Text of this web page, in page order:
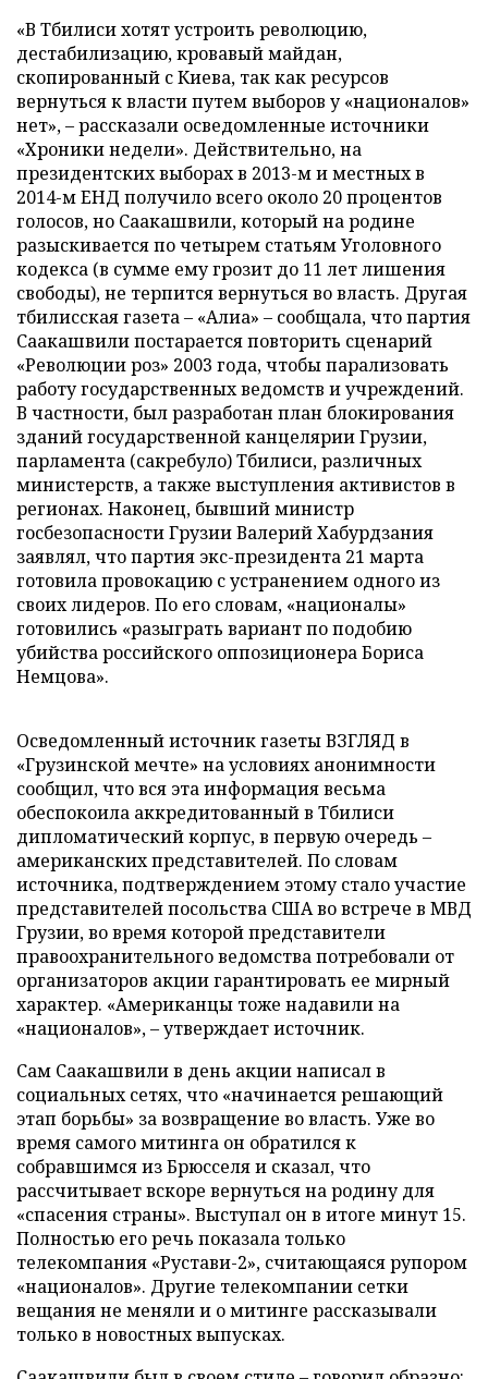
«В Тбилиси хотят устроить революцию,
дестабилизацию, кровавый майдан,
скопированный с Киева, так как ресурсов
вернуться к власти путем выборов у «националов»
нет», – рассказали осведомленные источники
«Хроники недели». Действительно, на
президентских выборах в 2013-м и местных в
2014-м ЕНД получило всего около 20 процентов
голосов, но Саакашвили, который на родине
разыскивается по четырем статьям Уголовного
кодекса (в сумме ему грозит до 11 лет лишения
свободы), не терпится вернуться во власть. Другая
тбилисская газета – «Алиа» – сообщала, что партия
Саакашвили постарается повторить сценарий
«Революции роз» 2003 года, чтобы парализовать
работу государственных ведомств и учреждений.
В частности, был разработан план блокирования
зданий государственной канцелярии Грузии,
парламента (сакребуло) Тбилиси, различных
министерств, а также выступления активистов в
регионах. Наконец, бывший министр
госбезопасности Грузии Валерий Хабурдзания
заявлял, что партия экс-президента 21 марта
готовила провокацию с устранением одного из
своих лидеров. По его словам, «националы»
готовились «разыграть вариант по подобию
убийства российского оппозиционера Бориса
Немцова».
Осведомленный источник газеты ВЗГЛЯД в
«Грузинской мечте» на условиях анонимности
сообщил, что вся эта информация весьма
обеспокоила аккредитованный в Тбилиси
дипломатический корпус, в первую очередь –
американских представителей. По словам
источника, подтверждением этому стало участие
представителей посольства США во встрече в МВД
Грузии, во время которой представители
правоохранительного ведомства потребовали от
организаторов акции гарантировать ее мирный
характер. «Американцы тоже надавили на
«националов», – утверждает источник.
Сам Саакашвили в день акции написал в
социальных сетях, что «начинается решающий
этап борьбы» за возвращение во власть. Уже во
время самого митинга он обратился к
собравшимся из Брюсселя и сказал, что
рассчитывает вскоре вернуться на родину для
«спасения страны». Выступал он в итоге минут 15.
Полностью его речь показала только
телекомпания «Рустави-2», считающаяся рупором
«националов». Другие телекомпании сетки
вещания не меняли и о митинге рассказывали
только в новостных выпусках.